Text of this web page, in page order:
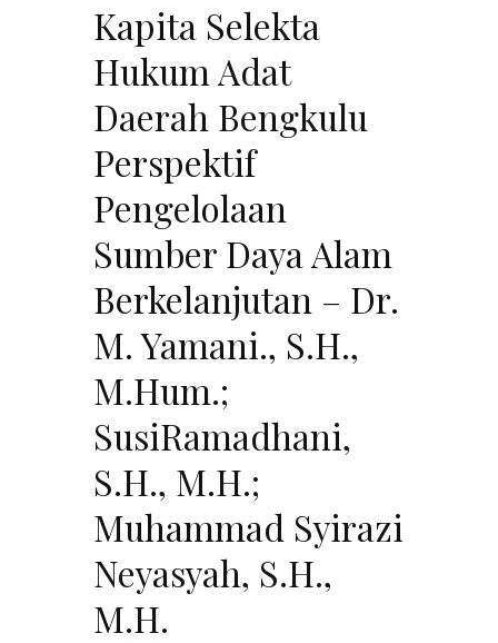
Kapita Selekta
Hukum Adat
Daerah Bengkulu
Perspektif
Pengelolaan
Sumber Daya Alam
Berkelanjutan – Dr.
M. Yamani., S.H.,
M.Hum.;
SusiRamadhani,
S.H., M.H.;
Muhammad Syirazi
Neyasyah, S.H.,
M.H.